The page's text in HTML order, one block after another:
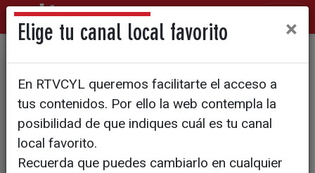
¿Cómo se corrige la PAU?
Te explicamos todos los entresijos del
examen de acceso a la universidad
Elige tu canal local favorito ×
En RTVCYL queremos facilitarte el acceso a
tus contenidos. Por ello la web contempla la
posibilidad de que indiques cuál es tu canal
local favorito.
Recuerda que puedes cambiarlo en cualquier